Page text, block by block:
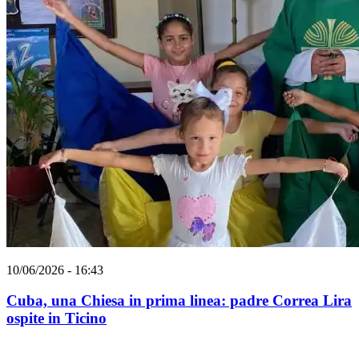
10/06/2026 - 16:43
Cuba, una Chiesa in prima linea: padre Correa Lira
ospite in Ticino